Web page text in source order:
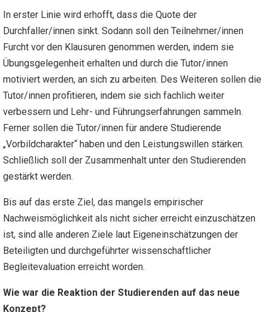
In erster Linie wird erhofft, dass die Quote der
Durchfaller/innen sinkt. Sodann soll den Teilnehmer/innen
Furcht vor den Klausuren genommen werden, indem sie
Übungsgelegenheit erhalten und durch die Tutor/innen
motiviert werden, an sich zu arbeiten. Des Weiteren sollen die
Tutor/innen profitieren, indem sie sich fachlich weiter
verbessern und Lehr- und Führungserfahrungen sammeln.
Ferner sollen die Tutor/innen für andere Studierende
„Vorbildcharakter“ haben und den Leistungswillen stärken.
Schließlich soll der Zusammenhalt unter den Studierenden
gestärkt werden.
Bis auf das erste Ziel, das mangels empirischer
Nachweismöglichkeit als nicht sicher erreicht einzuschätzen
ist, sind alle anderen Ziele laut Eigeneinschätzungen der
Beteiligten und durchgeführter wissenschaftlicher
Begleitevaluation erreicht worden.
Wie war die Reaktion der Studierenden auf das neue
Konzept?